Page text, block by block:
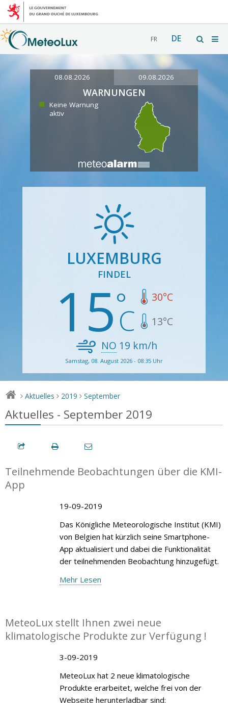
FR DE
08.08.2026 09.08.2026
WARNUNGEN
Keine Warnung
aktiv
LUXEMBURG
FINDEL
15 30°C
13°C
NO 19 km/h
Samstag, 08. August 2026 - 08:35 Uhr
> Aktuelles > 2019 > September
Aktuelles - September 2019
Teilnehmende Beobachtungen über die KMI-
App
19-09-2019
Das Königliche Meteorologische Institut (KMI)
von Belgien hat kürzlich seine Smartphone-
App aktualisiert und dabei die Funktionalität
der teilnehmenden Beobachtung hinzugefügt.
Mehr Lesen
MeteoLux stellt Ihnen zwei neue
klimatologische Produkte zur Verfügung !
3-09-2019
MeteoLux hat 2 neue klimatologische
Produkte erarbeitet, welche frei von der
Webseite herunterladbar sind: